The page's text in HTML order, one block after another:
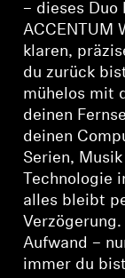
– dieses
ACCENTUM
klaren,
du zurück
mühelos mit
deinen
deinen
Serien,
Technologie
alles bleibt
Aufwand –
immer du
Melden Sie
Produkte zu